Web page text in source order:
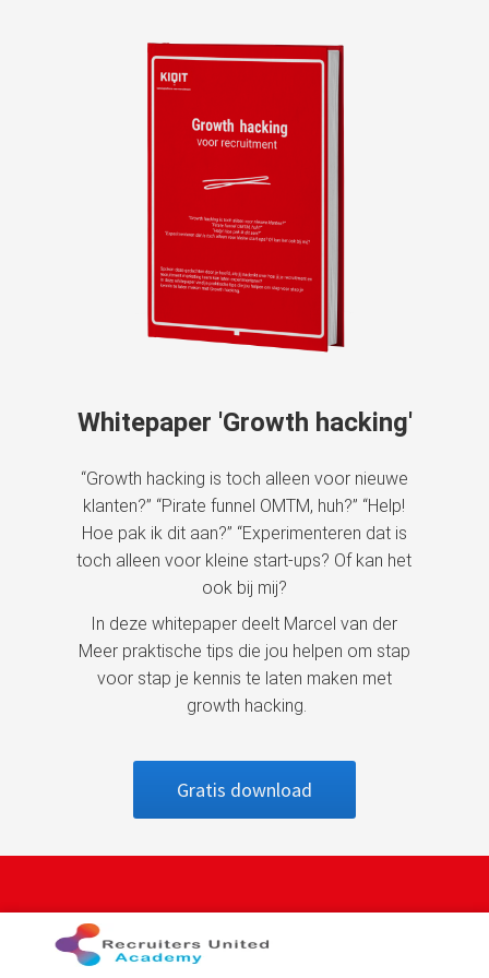
Whitepaper 'Growth hacking'
“Growth hacking is toch alleen voor nieuwe
klanten?” “Pirate funnel OMTM, huh?” “Help!
Hoe pak ik dit aan?” “Experimenteren dat is
toch alleen voor kleine start-ups? Of kan het
ook bij mij?
In deze whitepaper deelt Marcel van der
Meer praktische tips die jou helpen om stap
voor stap je kennis te laten maken met
growth hacking.
Gratis download